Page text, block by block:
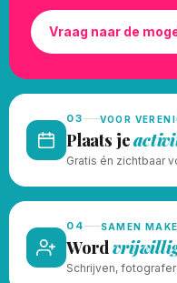
Vraag naar de
03 VOOR
Plaats je
Gratis én zichtbaar
04 SAMEN
Word
Schrijven,